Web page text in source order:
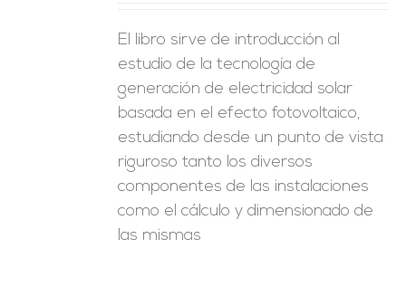
El libro sirve de introducción al
estudio de la tecnología de
generación de electricidad solar
basada en el efecto fotovoltaico,
estudiando desde un punto de vista
riguroso tanto los diversos
componentes de las instalaciones
como el cálculo y dimensionado de
las mismas